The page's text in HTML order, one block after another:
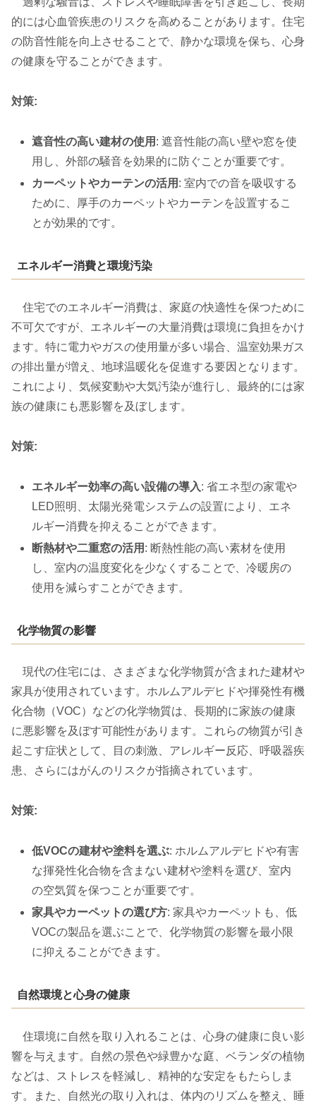
的には心血管疾患のリスクを高めることがあります。住宅
の防音性能を向上させることで、静かな環境を保ち、心身
の健康を守ることができます。
対策:
遮音性の高い建材の使用 : 遮音性能の高い壁や窓を使
用し、外部の騒音を効果的に防ぐことが重要です。
カーペットやカーテンの活用 : 室内での音を吸収する
ために、厚手のカーペットやカーテンを設置するこ
とが効果的です。
エネルギー消費と環境汚染
住宅でのエネルギー消費は、家庭の快適性を保つために
不可欠ですが、エネルギーの大量消費は環境に負担をかけ
ます。特に電力やガスの使用量が多い場合、温室効果ガス
の排出量が増え、地球温暖化を促進する要因となります。
これにより、気候変動や大気汚染が進行し、最終的には家
族の健康にも悪影響を及ぼします。
対策:
エネルギー効率の高い設備の導入: 省エネ型の家電や
LED照明、太陽光発電システムの設置により、エネ
ルギー消費を抑えることができます。
断熱材や二重窓の活用 : 断熱性能の高い素材を使用
し、室内の温度変化を少なくすることで、冷暖房の
使用を減らすことができます。
化学物質の影響
現代の住宅には、さまざまな化学物質が含まれた建材や
家具が使用されています。ホルムアルデヒドや揮発性有機
化合物（VOC）などの化学物質は、長期的に家族の健康
に悪影響を及ぼす可能性があります。これらの物質が引き
起こす症状として、目の刺激、アレルギー反応、呼吸器疾
患、さらにはがんのリスクが指摘されています。
対策:
低VOCの建材や塗料を選ぶ: ホルムアルデヒドや有害
な揮発性化合物を含まない建材や塗料を選び、室内
の空気質を保つことが重要です。
家具やカーペットの選び方: 家具やカーペットも、低
VOCの製品を選ぶことで、化学物質の影響を最小限
に抑えることができます。
自然環境と心身の健康
住環境に自然を取り入れることは、心身の健康に良い影
響を与えます。自然の景色や緑豊かな庭、ベランダの植物
などは、ストレスを軽減し、精神的な安定をもたらしま
す。また、自然光の取り入れは、体内のリズムを整え、睡